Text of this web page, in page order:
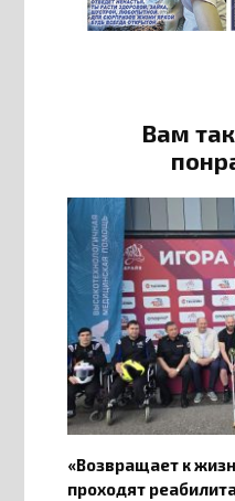
Вам
«Возвращает к
проходят